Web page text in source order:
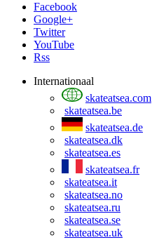
Facebook
Google+
Twitter
YouTube
Rss
Internationaal
skateatsea.com
skateatsea.be
skateatsea.de
skateatsea.dk
skateatsea.es
skateatsea.fr
skateatsea.it
skateatsea.no
skateatsea.ru
skateatsea.se
skateatsea.uk